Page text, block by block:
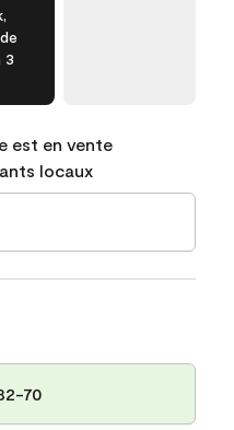
3
est en vente
locaux
70